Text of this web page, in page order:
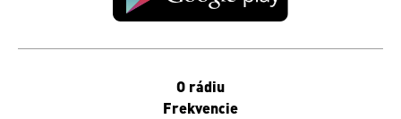
O rádiu
Frekvencie